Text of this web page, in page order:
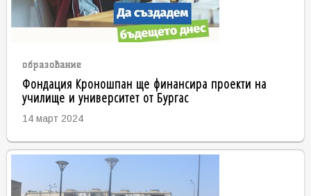
образование
Фондация Кроношпан ще финансира проекти на
училище и университет от Бургас
14 март 2024